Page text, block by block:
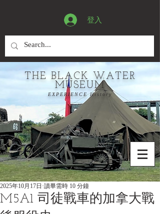
登入
THE BLACK WATER
MUSEUM
EXPERIENCE History
M5A1 司徒戰車的加拿大戰
2025年10月17日 讀畢需時 10 分鐘